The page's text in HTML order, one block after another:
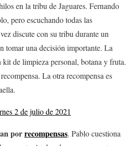
en la tribu de Jaguares. Fernando
pero escuchando todas las
discute con su tribu durante un
tomar una decisión importante. La
kit de limpieza personal, botana y fruta.
La otra recompensa es
2 de julio de 2021
porrecompensas. Pablo cuestiona